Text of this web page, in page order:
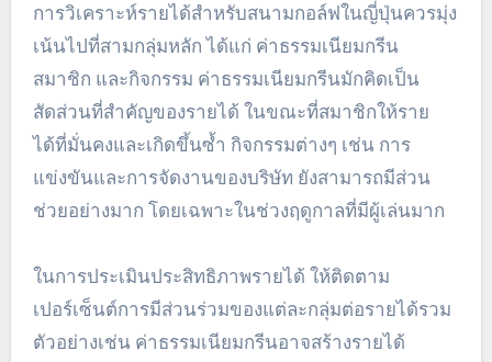
การวิเคราะห์รายได้สำหรับสนามกอล์ฟในญี่ปุ่นควรมุ่ง
เน้นไปที่สามกลุ่มหลัก ได้แก่ ค่าธรรมเนียมกรีน
สมาชิก และกิจกรรม ค่าธรรมเนียมกรีนมักคิดเป็น
สัดส่วนที่สำคัญของรายได้ ในขณะที่สมาชิกให้ราย
ได้ที่มั่นคงและเกิดขึ้นซ้ำ กิจกรรมต่างๆ เช่น การ
แข่งขันและการจัดงานของบริษัท ยังสามารถมีส่วน
ช่วยอย่างมาก โดยเฉพาะในช่วงฤดูกาลที่มีผู้เล่นมาก
ในการประเมินประสิทธิภาพรายได้ ให้ติดตาม
เปอร์เซ็นต์การมีส่วนร่วมของแต่ละกลุ่มต่อรายได้รวม
ตัวอย่างเช่น ค่าธรรมเนียมกรีนอาจสร้างรายได้